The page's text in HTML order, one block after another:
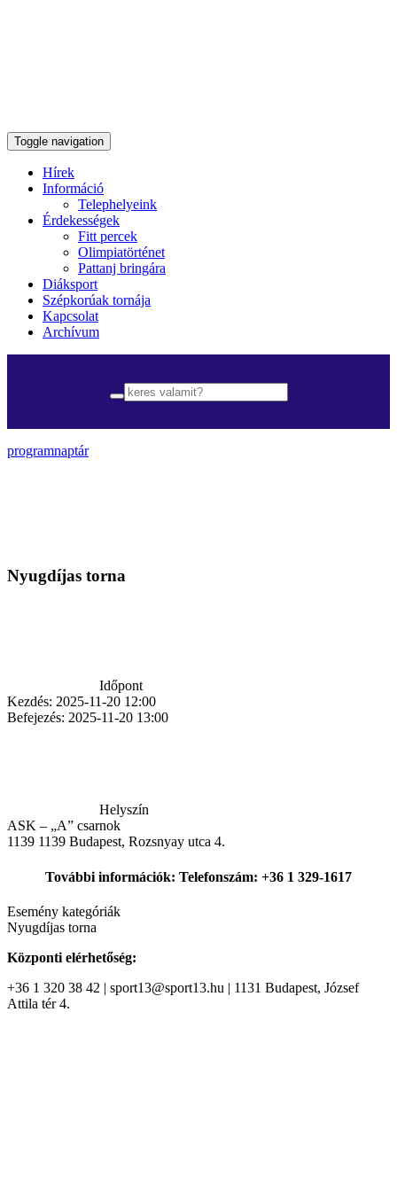
Toggle navigation
Hírek
Információ
Telephelyeink
Érdekességek
Fitt percek
Olimpiatörténet
Pattanj bringára
Diáksport
Szépkorúak tornája
Kapcsolat
Archívum
programnaptár
Nyugdíjas torna
Időpont
Kezdés: 2025-11-20 12:00
Befejezés: 2025-11-20 13:00
Helyszín
ASK – „A” csarnok
1139 1139 Budapest, Rozsnyay utca 4.
További információk: Telefonszám: +36 1 329-1617
Esemény kategóriák
Nyugdíjas torna
Központi elérhetőség:
+36 1 320 38 42 | sport13@sport13.hu | 1131 Budapest, József
Attila tér 4.